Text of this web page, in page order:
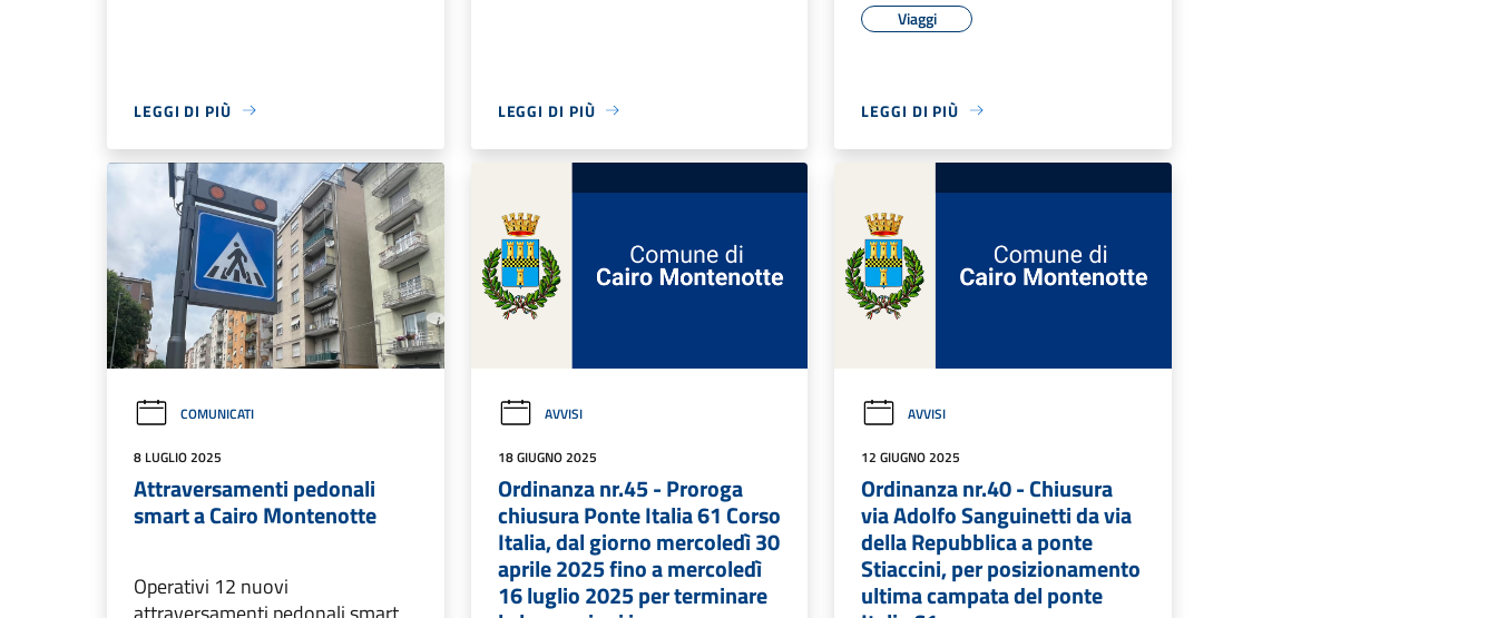
LEGGI DI PIÙ LEGGI DI PIÙ
Viaggi
LEGGI DI PIÙ
COMUNICATI
8 LUGLIO 2025
Attraversamenti pedonali
smart a Cairo Montenotte
Operativi 12 nuovi
AVVISI
18 GIUGNO 2025
Ordinanza nr.45 - Proroga
chiusura Ponte Italia 61 Corso
Italia, dal giorno mercoledì 30
aprile 2025 fino a mercoledì
16 luglio 2025 per terminare
AVVISI
12 GIUGNO 2025
Ordinanza nr.40 - Chiusura
via Adolfo Sanguinetti da via
della Repubblica a ponte
Stiaccini, per posizionamento
ultima campata del ponte